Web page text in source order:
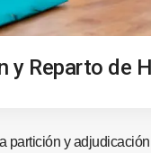
y Reparto de
partición y